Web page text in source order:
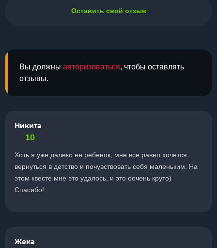
Вы должны авторизоваться, чтобы оставлять
отзывы.
Никита
10
Хоть я уже далеко не ребенок, мне все равно хочется
вернуться в детство и почувствовать себя маленьким. На
этом квесте мне это удалось, и это оочень круто)
Спасибо!
Жека
Оставить свой отзыв